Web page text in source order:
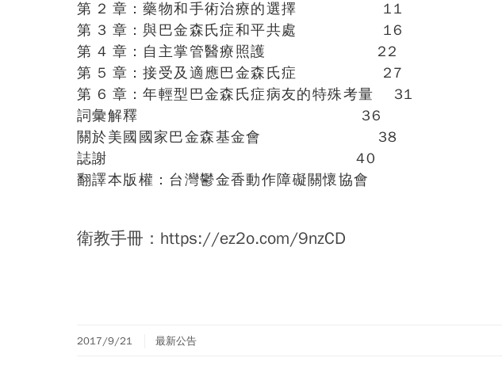
第 2 章：藥物和手術治療的選擇 11
第 3 章：與巴金森氏症和平共處 16
第 4 章：自主掌管醫療照護 22
第 5 章：接受及適應巴金森氏症 27
第 6 章：年輕型巴金森氏症病友的特殊考量 31
詞彙解釋 36
關於美國國家巴金森基金會 38
誌謝 40
翻譯本版權：台灣鬱金香動作障礙關懷協會
衛教手冊： https://ez2o.com/9nzCD
2017/9/21 最新公告